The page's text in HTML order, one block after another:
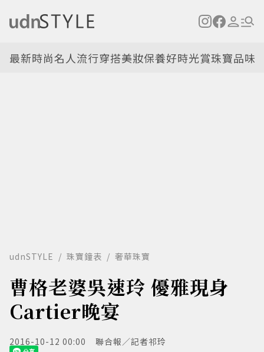
最新時尚名人流行穿搭美妝保養好時光賞珠寶品味
udnSTYLE 珠寶鐘表 奢華珠寶
曹格老婆吳速玲 優雅現身
Cartier晚宴
2016-10-12 00:00 聯合報／記者祁玲